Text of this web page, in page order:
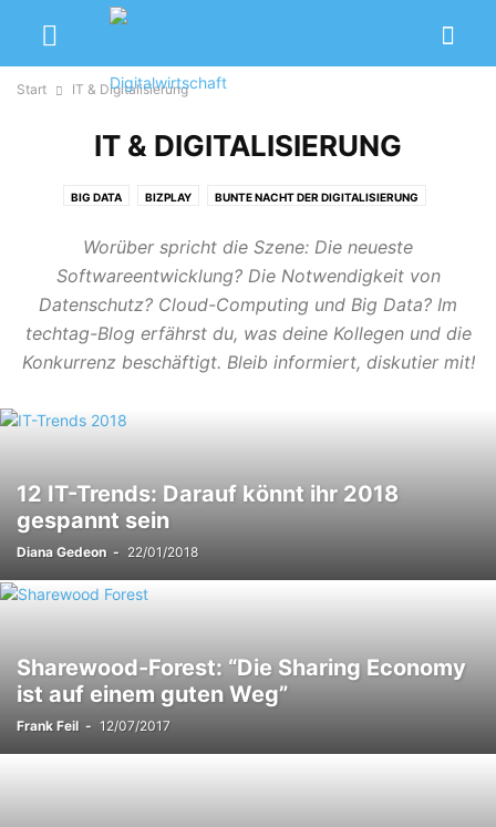
Start IT & Digitalisierung
IT & DIGITALISIERUNG
BIG DATA BIZPLAY BUNTE NACHT DER DIGITALISIERUNG
E-COMMERCE IT-SECURITY KÜNSTLICHE INTELLIGENZ
MOBILITÄT OMNICHANNEL SHARE ECONOMY SMART PRODUCTION
Worüber spricht die Szene: Die neueste
Softwareentwicklung? Die Notwendigkeit von
Datenschutz? Cloud-Computing und Big Data? Im
techtag-Blog erfährst du, was deine Kollegen und die
Konkurrenz beschäftigt. Bleib informiert, diskutier mit!
12 IT-Trends: Darauf könnt ihr 2018
gespannt sein
Diana Gedeon - 22/01/2018
Sharewood-Forest: “Die Sharing Economy
ist auf einem guten Weg”
Frank Feil - 12/07/2017